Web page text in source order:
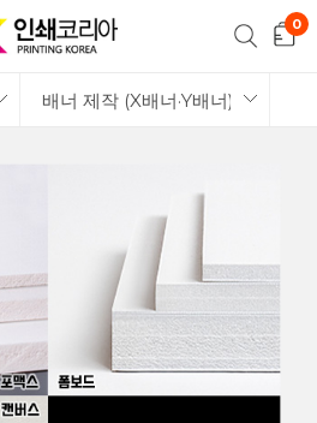
배너 제작 (X배너·Y배너)